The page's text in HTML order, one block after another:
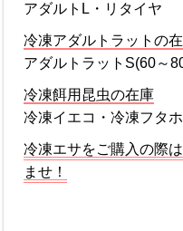
アダルトL・リタイヤ
冷凍アダルトラットの
アダルトラットS(60～
冷凍餌用昆虫の在庫
冷凍イエコ・冷凍フタ
冷凍エサをご購入の際
ませ！